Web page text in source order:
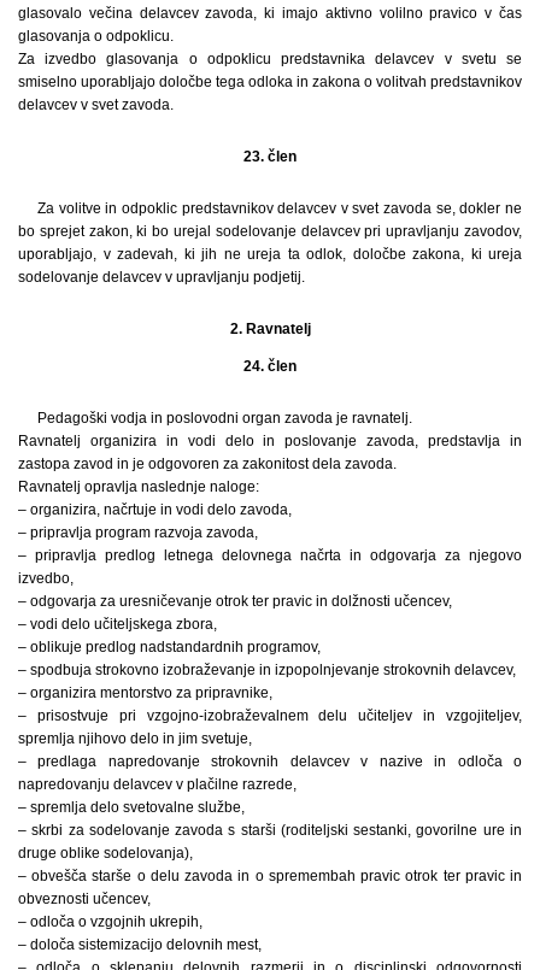
glasovalo večina delavcev zavoda, ki imajo aktivno volilno pravico v čas
glasovanja o odpoklicu.
Za izvedbo glasovanja o odpoklicu predstavnika delavcev v svetu se
smiselno uporabljajo določbe tega odloka in zakona o volitvah predstavnikov
delavcev v svet zavoda.
23. člen
Za volitve in odpoklic predstavnikov delavcev v svet zavoda se, dokler ne
bo sprejet zakon, ki bo urejal sodelovanje delavcev pri upravljanju zavodov,
uporabljajo, v zadevah, ki jih ne ureja ta odlok, določbe zakona, ki ureja
sodelovanje delavcev v upravljanju podjetij.
2. Ravnatelj
24. člen
Pedagoški vodja in poslovodni organ zavoda je ravnatelj.
Ravnatelj organizira in vodi delo in poslovanje zavoda, predstavlja in
zastopa zavod in je odgovoren za zakonitost dela zavoda.
Ravnatelj opravlja naslednje naloge:
– organizira, načrtuje in vodi delo zavoda,
– pripravlja program razvoja zavoda,
– pripravlja predlog letnega delovnega načrta in odgovarja za njegovo
izvedbo,
– odgovarja za uresničevanje otrok ter pravic in dolžnosti učencev,
– vodi delo učiteljskega zbora,
– oblikuje predlog nadstandardnih programov,
– spodbuja strokovno izobraževanje in izpopolnjevanje strokovnih delavcev,
– organizira mentorstvo za pripravnike,
– prisostvuje pri vzgojno-izobraževalnem delu učiteljev in vzgojiteljev,
spremlja njihovo delo in jim svetuje,
– predlaga napredovanje strokovnih delavcev v nazive in odloča o
napredovanju delavcev v plačilne razrede,
– spremlja delo svetovalne službe,
– skrbi za sodelovanje zavoda s starši (roditeljski sestanki, govorilne ure in
druge oblike sodelovanja),
– obvešča starše o delu zavoda in o spremembah pravic otrok ter pravic in
obveznosti učencev,
– odloča o vzgojnih ukrepih,
– določa sistemizacijo delovnih mest,